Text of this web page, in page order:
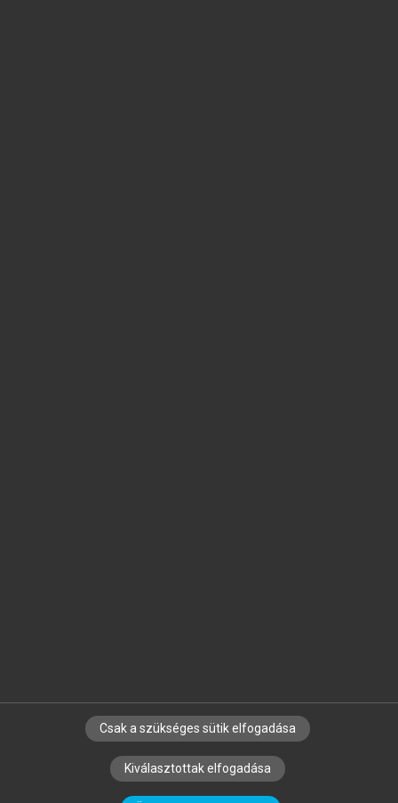
SZERZŐKNEK CÉGEKNEK KÖNYVTÁROSOKNAK
SZERKESZTÉSI ÉS LEKTORÁLÁSI ALAPELVEK
Csak a szükséges sütik elfogadása
Kiválasztottak elfogadása